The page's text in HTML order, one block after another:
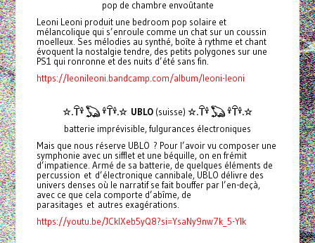
pop de chambre envoûtante
Leoni Leoni produit une bedroom pop solaire et
mélancolique qui s’enroule comme un chat sur un coussin
moelleux. Ses mélodies au synthé, boîte à rythme et chant
évoquent la nostalgie tendre, des petits polygones sur une
PS1 qui ronronne et des nuits d’été sans fin.
https://leonileoni.bandcamp.com/album/leoni-leoni
☆.𓋼𓍊 𓆏 𓍊𓋼𓍊.☆ UBLO (suisse) ☆.𓋼𓍊 𓆏 𓍊𓋼𓍊.☆
batterie imprévisible, fulgurances électroniques
Mais que nous réserve UBLO ? Pour l’avoir vu composer une
symphonie avec un sifflet et une béquille, on en frémit
d’impatience. Armé de sa batterie, de quelques éléments de
percussion et d’électronique cannibale, UBLO délivre des
univers denses où le narratif se fait bouffer par l’en-deçà,
avec ce que cela comporte d’abîme, de
parasitages et autres exagérations.
https://youtu.be/JCklXeb5yQ8?si=YsaNy9nw7k_5-YIk